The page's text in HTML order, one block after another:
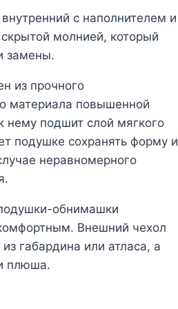
с наполнителем и
молнией, который
замены.
из прочного
материала повышенной
нему подшит слой мягкого
подушке сохранять форму и
неравномерного
обнимашки
Внешний чехол
габардина или атласа, а
плюша.